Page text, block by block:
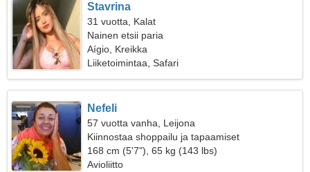
Stavrina
31 vuotta, Kalat
Nainen etsii paria
Aígio, Kreikka
Liiketoimintaa, Safari
Nefeli
57 vuotta vanha, Leijona
Kiinnostaa shoppailu ja tapaamiset
168 cm (5'7"), 65 kg (143 lbs)
Avioliitto